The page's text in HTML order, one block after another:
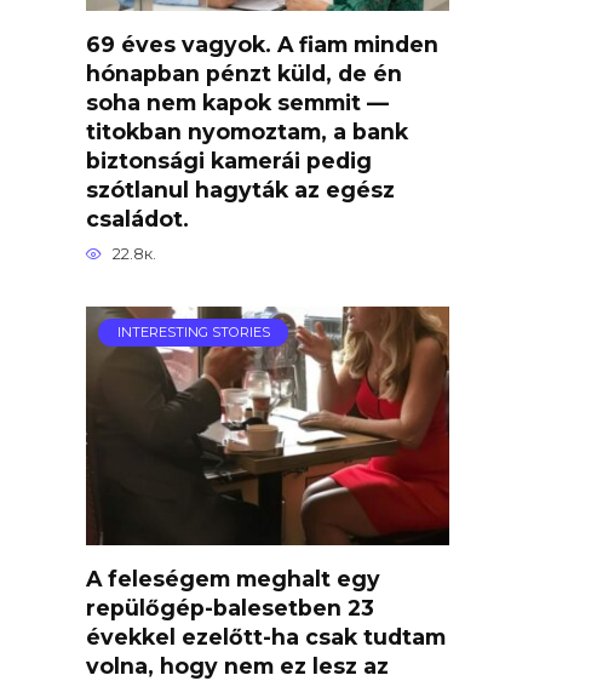
69 éves vagyok. A fiam minden
hónapban pénzt küld, de én
soha nem kapok semmit —
titokban nyomoztam, a bank
biztonsági kamerái pedig
szótlanul hagyták az egész
családot.
22.8к.
INTERESTING STORIES
A feleségem meghalt egy
repülőgép-balesetben 23
évekkel ezelőtt-ha csak tudtam
volna, hogy nem ez lesz az